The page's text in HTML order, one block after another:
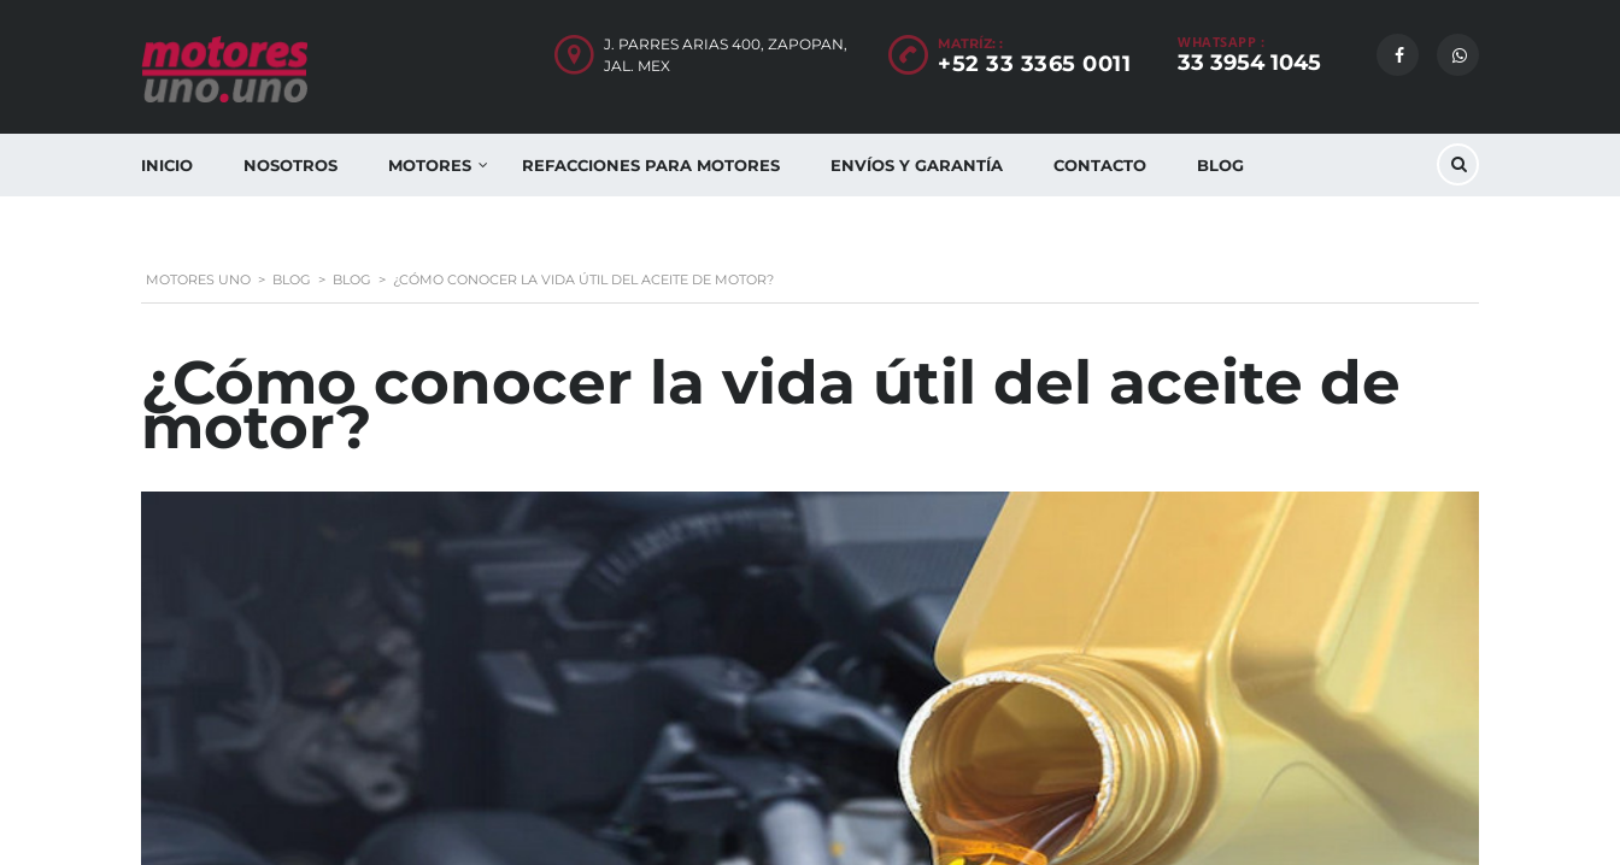
WHATSAPP :
33 3954 1045
MATRÍZ: :
+52 33 3365 0011
J. PARRES ARIAS 400, ZAPOPAN,
JAL. MEX
INICIO NOSOTROS MOTORES REFACCIONES PARA MOTORES ENVÍOS Y GARANTÍA CONTACTO BLOG
MOTORES UNO > BLOG > BLOG > ¿CÓMO CONOCER LA VIDA ÚTIL DEL ACEITE DE MOTOR?
¿Cómo conocer la vida útil del aceite de
motor?